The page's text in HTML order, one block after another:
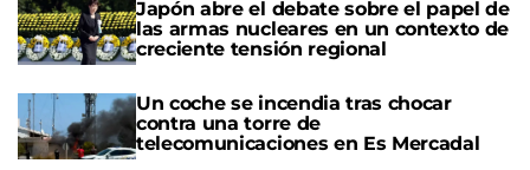
Japón abre el debate sobre el papel de
las armas nucleares en un contexto de
creciente tensión regional
Un coche se incendia tras chocar
contra una torre de
telecomunicaciones en Es Mercadal